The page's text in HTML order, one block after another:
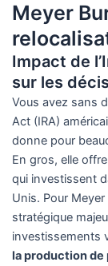
Meyer
Impact de
sur les
Vous avez sans
Act (IRA)
donne pour
En gros, elle
qui investissent
Unis. Pour
stratégique
investissements
la production de